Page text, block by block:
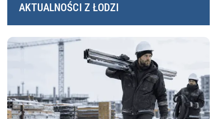
AKTUALNOŚCI Z ŁODZI